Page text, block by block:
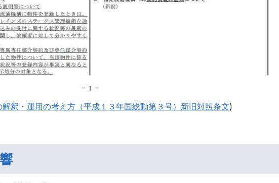
釈・運用の考え方（平成１３年国総動第３号）新旧対照条文)